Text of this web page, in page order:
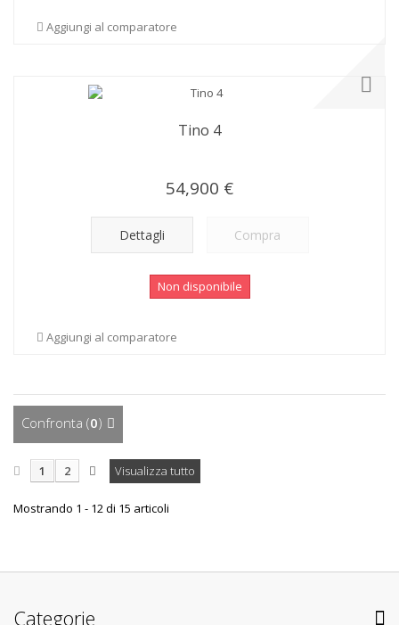
Aggiungi al comparatore
Tino 4
54,900 €
Dettagli Compra
Non disponibile
Aggiungi al comparatore
Confronta (0)
Visualizza tutto
1 2
Mostrando 1 - 12 di 15 articoli
Categorie